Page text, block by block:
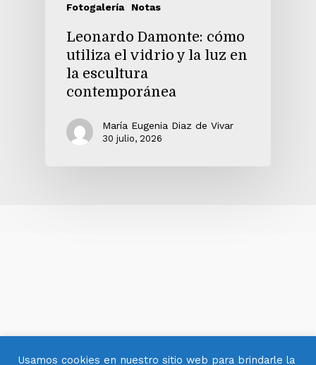
Fotogalería
Notas
Leonardo Damonte: cómo
utiliza el vidrio y la luz en
la escultura
contemporánea
María Eugenia Diaz de Vivar
30 julio, 2026
Usamos cookies en nuestro sitio web para brindarle la